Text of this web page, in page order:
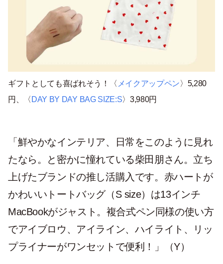
ギフトとしても喜ばれそう！〈 メイクアップペン〉5,280
円、〈 DAY BY DAY BAG SIZE:S〉3,980円
「鮮やかなインテリア、日常をこのように見れ
たなら。と密かに憧れている柴田朋さん。立ち
上げたブランドの推し活購入です。赤ハートが
かわいいトートバッグ（S size）は13インチ
MacBookがジャスト。複合式ペン同様の使い方
でアイブロウ、アイライン、ハイライト、リッ
プライナーがワンセットで便利！」（Y）